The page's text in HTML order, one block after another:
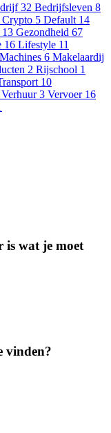
32 Bedrijfsleven 8
Crypto 5 Default 14
13 Gezondheid 67
16 Lifestyle 11
Machines 6 Makelaardij
2 Rijschool 1
10
Verhuur 3 Vervoer 16
wat je moet
vinden?